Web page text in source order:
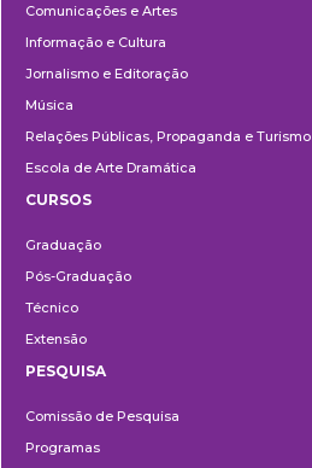
Comunicações e Artes
Informação e Cultura
Jornalismo e Editoração
Música
Relações Públicas, Propaganda e Turismo
Escola de Arte Dramática
CURSOS
Graduação
Pós-Graduação
Técnico
Extensão
PESQUISA
Comissão de Pesquisa
Programas